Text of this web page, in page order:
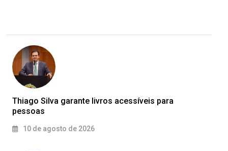
Thiago Silva garante livros acessíveis para
pessoas
10 de agosto de 2026